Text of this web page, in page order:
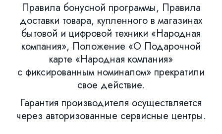
Правила бонусной программы, Правила
доставки товара, купленного в магазинах
бытовой и цифровой техники «Народная
компания», Положение «О Подарочной
карте «Народная компания»
с фиксированным номиналом» прекратили
свое действие.
Гарантия производителя осуществляется
через авторизованные сервисные центры.